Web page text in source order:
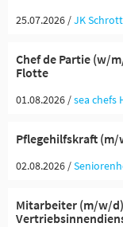
25.07.2026 /JK
Chef de Partie (w/
Flotte
01.08.2026 /sea chefs
Pflegehilfskraft
02.08.2026 /
Mitarbeiter (m/w/